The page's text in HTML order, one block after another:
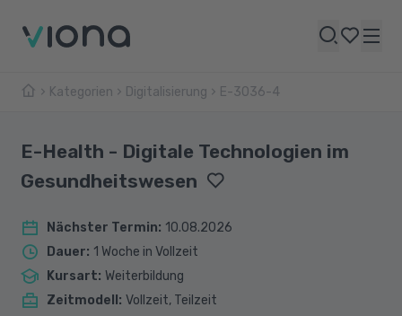
Kategorien Digitalisierung E-3036-4
E-Health - Digitale Technologien im
Gesundheitswesen
Nächster Termin: 10.08.2026
Dauer: 1 Woche in Vollzeit
Kursart: Weiterbildung
Zeitmodell : Vollzeit, Teilzeit